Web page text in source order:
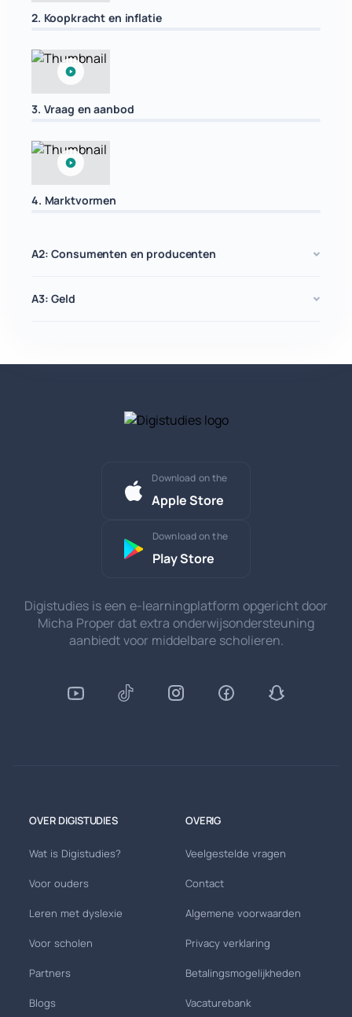
2. Koopkracht en inflatie
3. Vraag en aanbod
4. Marktvormen
A2: Consumenten en producenten
A3: Geld
Download on the
Apple Store
Download on the
Play Store
Digistudies is een e-learningplatform opgericht door
Micha Proper dat extra onderwijsondersteuning
aanbiedt voor middelbare scholieren.
OVER DIGISTUDIES
Wat is Digistudies?
Voor ouders
Leren met dyslexie
Voor scholen
Partners
Blogs
OVERIG
Veelgestelde vragen
Contact
Algemene voorwaarden
Privacy verklaring
Betalingsmogelijkheden
Vacaturebank